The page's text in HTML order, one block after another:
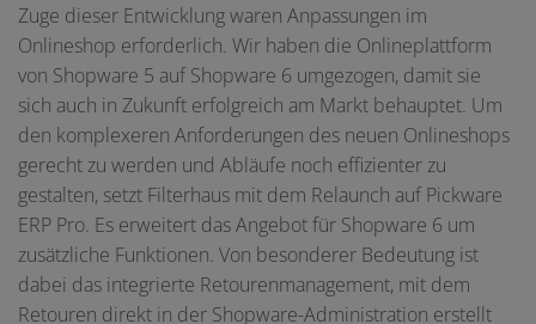
Zuge dieser Entwicklung waren Anpassungen im
Onlineshop erforderlich. Wir haben die Onlineplattform
von Shopware 5 auf Shopware 6 umgezogen, damit sie
sich auch in Zukunft erfolgreich am Markt behauptet. Um
den komplexeren Anforderungen des neuen Onlineshops
gerecht zu werden und Abläufe noch effizienter zu
gestalten, setzt Filterhaus mit dem Relaunch auf Pickware
ERP Pro. Es erweitert das Angebot für Shopware 6 um
zusätzliche Funktionen. Von besonderer Bedeutung ist
dabei das integrierte Retourenmanagement, mit dem
Retouren direkt in der Shopware-Administration erstellt